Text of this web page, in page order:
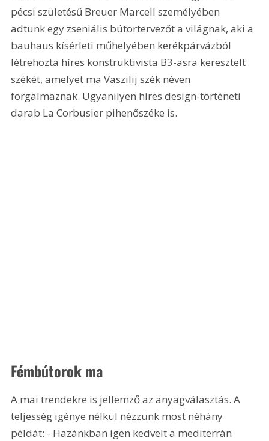
pécsi születésű Breuer Marcell személyében
adtunk egy zseniális bútortervezőt a világnak, aki a
bauhaus kísérleti műhelyében kerékpárvázból
létrehozta híres konstruktivista B3-asra keresztelt
székét, amelyet ma Vaszilij szék néven
forgalmaznak. Ugyanilyen híres design-történeti
darab La Corbusier pihenőszéke is.
Fémbútorok ma
A mai trendekre is jellemző az anyagválasztás. A
teljesség igénye nélkül nézzünk most néhány
példát: - Hazánkban igen kedvelt a mediterrán